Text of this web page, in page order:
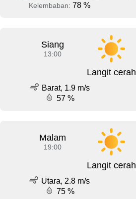
Kelembaban: 78 %
Siang
13:00
Langit cerah
Barat, 1.9 m/s
57 %
Malam
19:00
Langit cerah
Utara, 2.8 m/s
75 %